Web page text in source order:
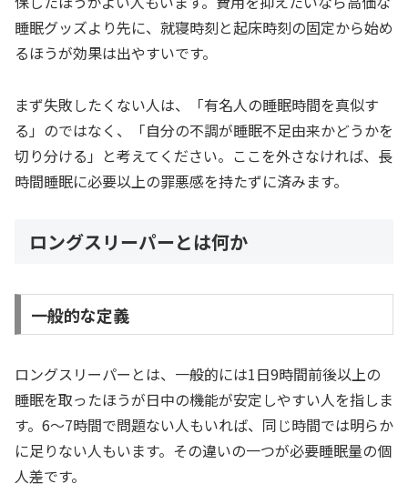
睡眠グッズより先に、就寝時刻と起床時刻の固定から始め
るほうが効果は出やすいです。
まず失敗したくない人は、「有名人の睡眠時間を真似す
る」のではなく、「自分の不調が睡眠不足由来かどうかを
切り分ける」と考えてください。ここを外さなければ、長
時間睡眠に必要以上の罪悪感を持たずに済みます。
ロングスリーパーとは何か
一般的な定義
ロングスリーパーとは、一般的には1日9時間前後以上の
睡眠を取ったほうが日中の機能が安定しやすい人を指しま
す。6〜7時間で問題ない人もいれば、同じ時間では明らか
に足りない人もいます。その違いの一つが必要睡眠量の個
人差です。